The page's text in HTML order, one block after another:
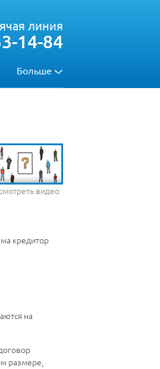
Больше
линия
14-84
видео
кредитор
на
размере,